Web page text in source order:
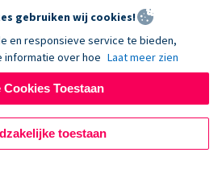
gebruiken wij cookies!
en responsieve service te bieden,
informatie over hoe Laat meer zien
Cookies Toestaan
toestaan